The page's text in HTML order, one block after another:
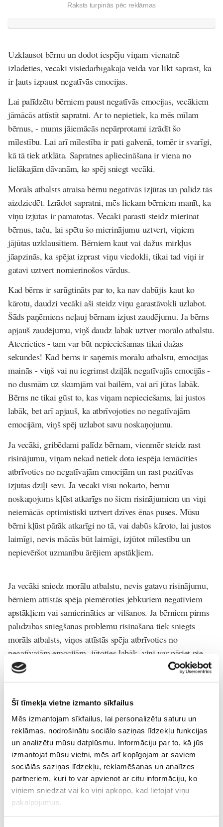
Šī tīmekļa vietne izmanto sīkfailus
Mēs izmantojam sīkfailus, lai personalizētu saturu un
reklāmas, nodrošinātu sociālo saziņas līdzekļu funkcijas
un analizētu mūsu datplūsmu. Informāciju par to, kā jūs
izmantojat mūsu vietni, mēs arī kopīgojam ar saviem
sociālās saziņas līdzekļu, reklamēšanas un analīzes
partneriem, kuri to var apvienot ar citu informāciju, ko
viņiem sniedzat vai ko viņi apkopo, kad lietojat viņu
pakalpojumus.
Raksts turpinās pēc reklāmas
Uzklausot bērnu un dodot iespēju viņam vienatnē
izlādēties, vecāki visiedarbīgākajā veidā var likt saprast, ka
ir ļauts izpaust negatīvās emocijas.
Lai palīdzētu bērniem paust negatīvās emocijas, vecākiem
jāmācās attīstīt sapratni. Ar to nepietiek, ka mēs mīlam
bērnus, - mums jāiemācās nepārprotami izrādīt šo
mīlestību. Lai arī mīlestība ir pati galvenā, tomēr ir svarīgi,
kā tā tiek atklāta. Sapratnes apliecināšana ir viena no
lielākajām dāvanām, ko spēj sniegt vecāki.
Morāls atbalsts atraisa bērnu negatīvās izjūtas un palīdz tās
aizdziedēt. Izrādot sapratni, mēs liekam bērniem manīt, ka
viņu izjūtas ir pamatotas. Vecāki parasti steidz mierināt
bērnus, taču, lai spētu šo mierinājumu uztvert, viņiem
jājūtas uzklausītiem. Bērniem kaut vai dažus mirkļus
jāapzinās, ka spējat izprast viņu viedokli, tikai tad viņi ir
gatavi uztvert nomierinošos vārdus.
Kad bērns ir sarūgtināts par to, ka nav dabūjis kaut ko
kārotu, daudzi vecāki aši steidz viņu garastāvokli uzlabot.
Šāds paņēmiens neļauj bērnam izjust zaudējumu. Ja bērns
apjauš zaudējumu, viņš daudz labāk uztver morālo atbalstu.
Atcerieties - tam var būt nepieciešamas tikai dažas
sekundes! Kad bērns ir saņēmis morālu atbalstu, emocijas
mainās - viņš vai nu iegrimst dziļāk negatīvajās emocijās -
no dusmām uz skumjām vai bailēm, vai arī jūtas labāk.
Bērns ne tikai gūst to, kas viņam nepieciešams, lai justos
labāk, bet arī apjauš, ka atbrīvojoties no negatīvajām
emocijām, viņš spēj uzlabot savu noskaņojumu.
Ja vecāki, gribēdami palīdz bērnam, vienmēr steidz rast
risinājumu, viņam nekad netiek dota iespēja iemācīties
atbrīvoties no negatīvajām emocijām un rast pozitīvas
izjūtas dziļi sevī. Ja vecāki visu nokārto, bērnu
noskaņojums kļūst atkarīgs no šiem risinājumiem un viņi
neiemācās optimistiski uztvert dzīves ēnas puses. Mūsu
bērni kļūst pārāk atkarīgi no tā, vai dabūs kāroto, lai justos
laimīgi, nevis mācās būt laimīgi, izjūtot mīlestību un
nepievēršot uzmanību ārējiem apstākļiem.
Ja vecāki sniedz morālu atbalstu, nevis gatavu risinājumu,
bērniem attīstās spēja piemēroties jebkuriem negatīviem
apstākļiem vai samierināties ar vilšanos. Ja bērniem pirms
palīdzības sniegšanas problēmu risināšanā tiek sniegts
morāls atbalsts, viņos attīstās spēja atbrīvoties no
negatīvajām emocijām, jūtoties labāk, viņi var pāriet pie
problēmas risinājuma.
Daudziem pieaugušajiem šīs spējas joprojām nav attīstītas,
jo bērnībā viņi nav uzklausīti ar vajadzīgo izpratni. Ja
bērni saņem vienīgi risinājumu savām problēmām, viņi
pārstāj griezties pie vecākiem pēc palīdzības.
Mūsu bērniem visvairāk vajadzīga bezvārdu sapratne,
mīļums un īsi izteikts apstiprinājums.
Bērna-psiholoģija-un-attīstība
Lasi vēl